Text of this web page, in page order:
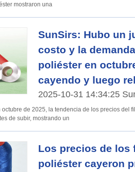
mostraron una
SunSirs: Hubo un
costo y la
poliéster en
cayendo y luego
2025-10-31 14:34:25
de subir, mostrando un
Los precios de los
poliéster cayeron